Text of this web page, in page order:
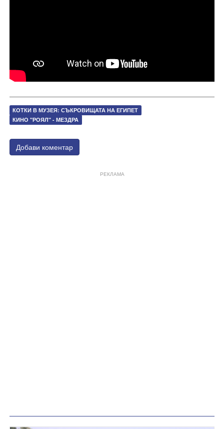
КОТКИ В МУЗЕЯ: СЪКРОВИЩАТА НА ЕГИПЕТ
КИНО "РОЯЛ" - МЕЗДРА
Добави коментар
РЕКЛАМА